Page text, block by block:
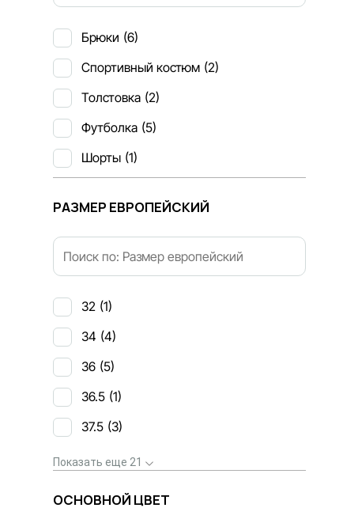
Брюки (6)
Спортивный костюм (2)
Толстовка (2)
Футболка (5)
Шорты (1)
РАЗМЕР ЕВРОПЕЙСКИЙ
32 (1)
34 (4)
36 (5)
36.5 (1)
37.5 (3)
Показать еще 21
ОСНОВНОЙ ЦВЕТ
36